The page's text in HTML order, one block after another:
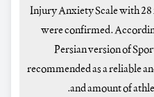
Injury Anxiety Scale with
were confirmed.
Persian version of
recommended as a reliable
and amount of